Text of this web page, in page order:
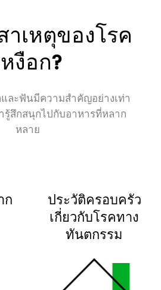
ปรงสีฟันไฟฟ้า
รับความสนใจอื่นๆ
แปรงสีฟัน
รอยยิ้ม
ยงาม
เรื่องอื่นๆ
าเหตุของโรค
หงือก?
ละฟันมีความสำคัญอย่างเท่า
รู้สึกสนุกไปกับอาหารที่หลาก
หลาย
ก
ประวัติครอบครัว
เกี่ยวกับโรคทาง
ทันตกรรม